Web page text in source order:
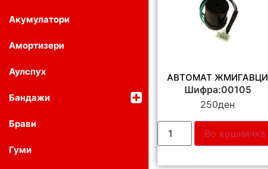
Акумулатори
Амортизери
Аулспух
Бандажи
Брави
Гуми
АВТОМАТ ЖМИГАВЦИ
Шифра:00105
250ден
Во кошничка